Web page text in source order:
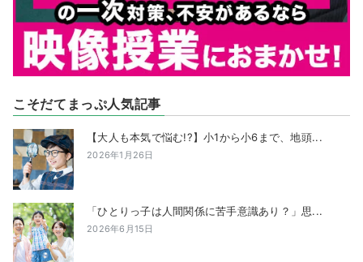
こそだてまっぷ人気記事
【大人も本気で悩む!?】小1から小6まで、地頭...
2026年1月26日
「ひとりっ子は人間関係に苦手意識あり？」思...
2026年6月15日